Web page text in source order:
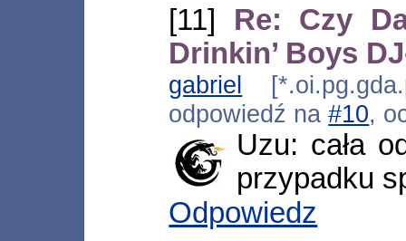
[11] Re: Czy
Drinkin’ Boys
gabriel
odpowiedź na#10,
Uzu: cała
przypadku
Odpowiedz